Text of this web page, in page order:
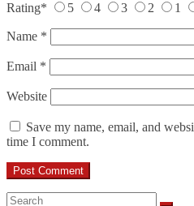
Rating* 5 4 3 2 1
Name *
Email *
Website
Save my name, email, and
time I comment.